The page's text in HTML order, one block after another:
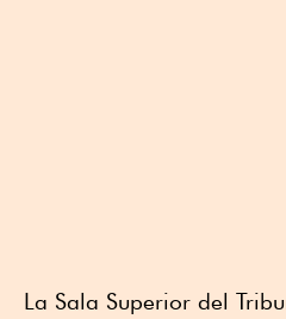
La Sala Superior del